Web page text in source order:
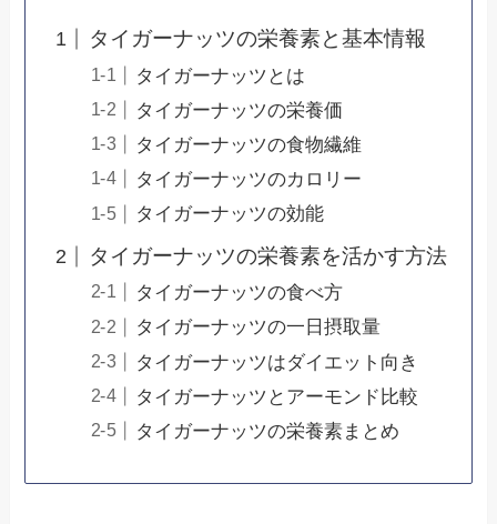
タイガーナッツの栄養素と基本情報
タイガーナッツとは
タイガーナッツの栄養価
タイガーナッツの食物繊維
タイガーナッツのカロリー
タイガーナッツの効能
タイガーナッツの栄養素を活かす方法
タイガーナッツの食べ方
タイガーナッツの一日摂取量
タイガーナッツはダイエット向き
タイガーナッツとアーモンド比較
タイガーナッツの栄養素まとめ